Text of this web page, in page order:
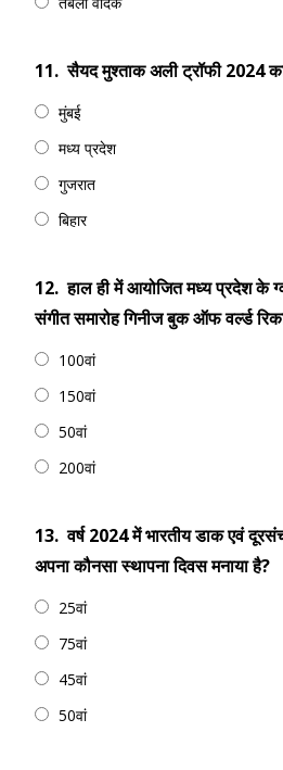
11. सैयद मुश्ताक अली ट्रॉफी 2024
मुंबई
मध्य प्रदेश
गुजरात
बिहार
12. हाल ही में आयोजित मध्य प्रदेश के
संगीत समारोह गिनीज बुक ऑफ वर्ल्ड
100वां
150वां
50वां
200वां
13. वर्ष 2024 में भारतीय डाक एवं
अपना कौनसा स्थापना दिवस मनाया है?
25वां
75वां
45वां
50वां